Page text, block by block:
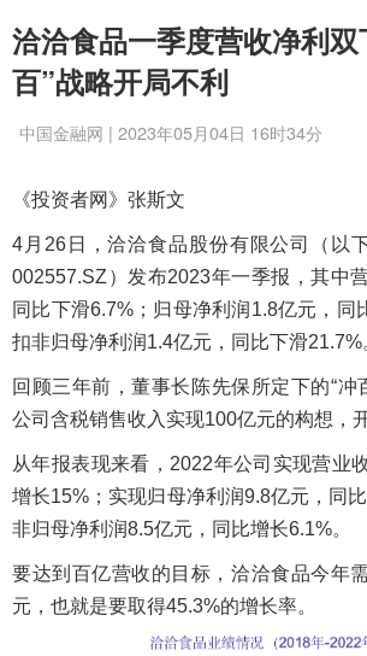
洽洽食品一季度营收净利
百”战略开局不利
中国金融网 | 2023年05月04日 16时34分
《投资者网》张斯文
4月26日，洽洽食品股份有限公司（以下
002557.SZ）发布2023年一季报，其中
同比下滑6.7%；归母净利润1.8亿元，同
扣非归母净利润1.4亿元，同比下滑21.7%
回顾三年前，董事长陈先保所定下的“冲
公司含税销售收入实现100亿元的构想，
从年报表现来看，2022年公司实现营业
增长15%；实现归母净利润9.8亿元，同
非归母净利润8.5亿元，同比增长6.1%。
要达到百亿营收的目标，洽洽食品今年
元，也就是要取得45.3%的增长率。